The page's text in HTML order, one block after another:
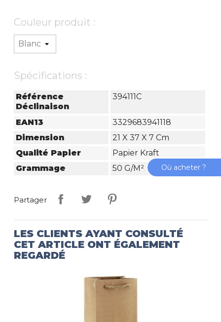
Couleur produit :
Spécifications :
Référence
Déclinaison
394111C
EAN13
3329683941118
Dimension
21 X 37 X 7 Cm
Qualité Papier
Papier Kraft
Grammage
50 G/m²
Partager
LES CLIENTS AYANT CONSULTÉ
CET ARTICLE ONT ÉGALEMENT
REGARDÉ
Où acheter ?